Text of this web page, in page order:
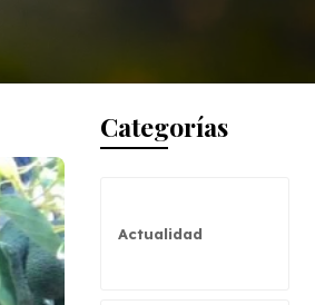
Categorías
Actualidad